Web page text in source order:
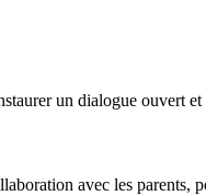
un dialogue ouvert
avec les parents,